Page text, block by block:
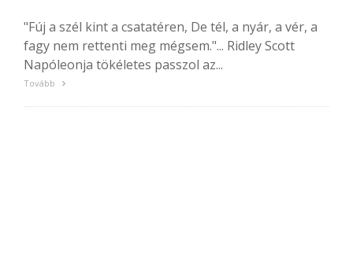
"Fúj a szél kint a csatatéren, De tél, a nyár, a vér, a
fagy nem rettenti meg mégsem."... Ridley Scott
Napóleonja tökéletes passzol az...
Tovább